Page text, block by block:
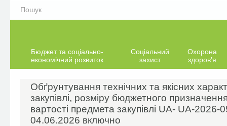
Бюджет та соціально-
економічний розвиток
Соціальний
захист
Охорона
здоров’я
Обґрунтування технічних та якісних
закупівлі, розміру бюджетного
вартості предмета закупівлі UA- UA-
04.06.2026 включно